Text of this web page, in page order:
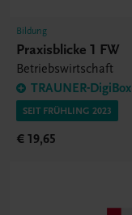
Bildung
Praxisblicke 1 FW
Betriebswirtschaft
TRAUNER-DigiBox
SEIT FRÜHLING 2023
€ 19,65